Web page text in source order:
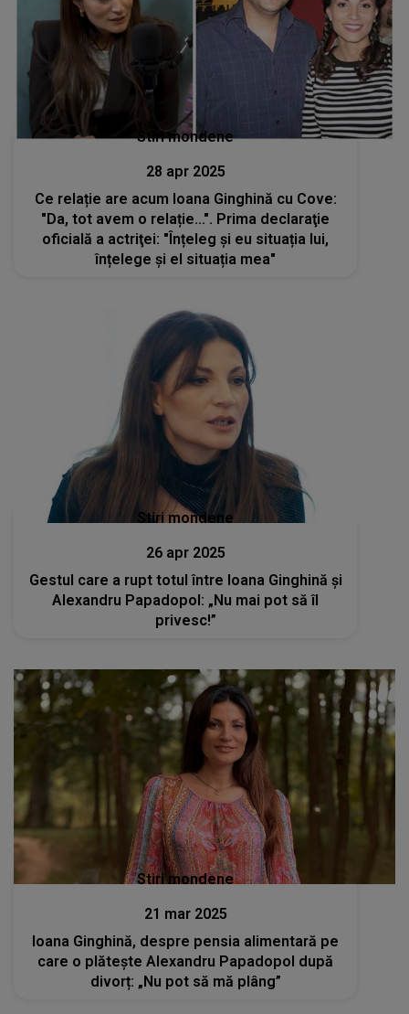
Stiri mondene
28 apr 2025
Ce relație are acum Ioana Ginghină cu Cove:
"Da, tot avem o relație...". Prima declaraţie
oficială a actriţei: "Înțeleg și eu situația lui,
înțelege și el situația mea"
Stiri mondene
26 apr 2025
Gestul care a rupt totul între Ioana Ginghină și
Alexandru Papadopol: „Nu mai pot să îl
privesc!”
Stiri mondene
21 mar 2025
Ioana Ginghină, despre pensia alimentară pe
care o plătește Alexandru Papadopol după
divorț: „Nu pot să mă plâng”